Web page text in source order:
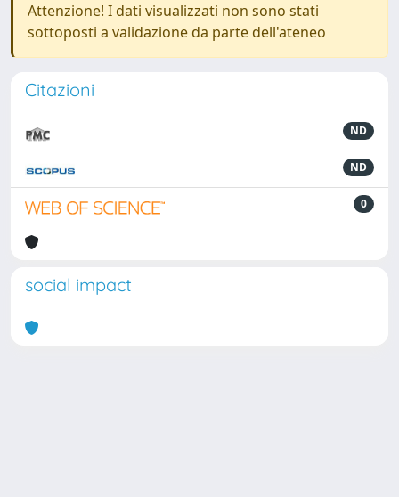
Attenzione! I dati visualizzati non sono stati
sottoposti a validazione da parte dell'ateneo
Citazioni
ND
ND
0
social impact